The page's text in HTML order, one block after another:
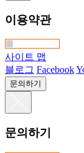
이용약관
사이트 맵
블로그 Facebook
문의하기
문의하기